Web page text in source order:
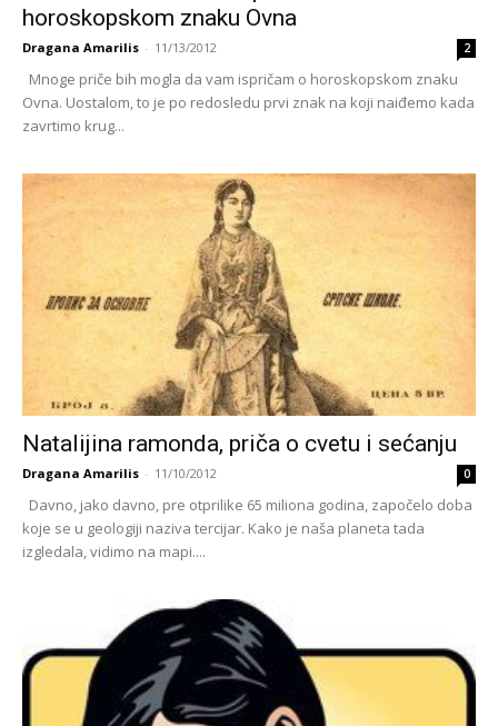
horoskopskom znaku Ovna
Dragana Amarilis - 11/13/2012 2
Mnoge priče bih mogla da vam ispričam o horoskopskom znaku
Ovna. Uostalom, to je po redosledu prvi znak na koji naiđemo kada
zavrtimo krug...
Natalijina ramonda, priča o cvetu i sećanju
Dragana Amarilis - 11/10/2012 0
Davno, jako davno, pre otprilike 65 miliona godina, započelo doba
koje se u geologiji naziva tercijar. Kako je naša planeta tada
izgledala, vidimo na mapi....